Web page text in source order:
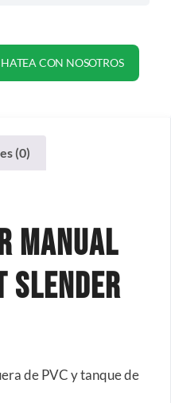
CON NOSOTROS
(0)
Manual
Slender
de PVC y tanque de